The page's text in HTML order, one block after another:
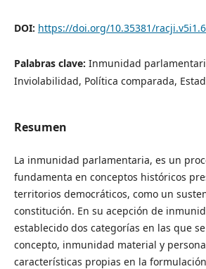
DOI: https://doi.org/10.35381/
Palabras clave: Inmunidad
Inviolabilidad, Política comparada,
Resumen
La inmunidad parlamentaria, es un
fundamenta en conceptos históricos
territorios democráticos, como un
constitución. En su acepción de
establecido dos categorías en las que
concepto, inmunidad material y
características propias en la